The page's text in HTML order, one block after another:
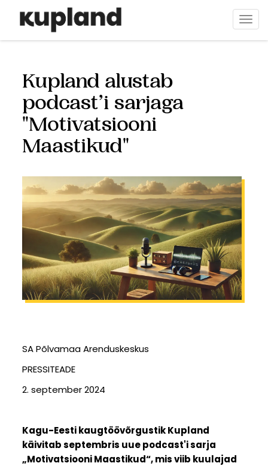
Kupland alustab
podcast’i sarjaga
"Motivatsiooni
Maastikud"
SA Põlvamaa Arenduskeskus
PRESSITEADE
2. september 2024
Kagu-Eesti kaugtöövõrgustik Kupland
käivitab septembris uue podcast'i sarja
„Motivatsiooni Maastikud“, mis viib kuulajad